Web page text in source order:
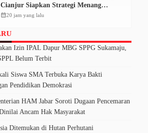
Cianjur Siapkan Strategi Menang
Pemilu 2029
calendar_month20 jam yang lalu
Izin IPAL Dapur MBG SPPG Sukamaju,
Belum Terbit
Siswa SMA Terbuka Karya Bakti
Pendidikan Demokrasi
HAM Jabar Soroti Dugaan Pencemaran
Ancam Hak Masyarakat
Ditemukan di Hutan Perhutani